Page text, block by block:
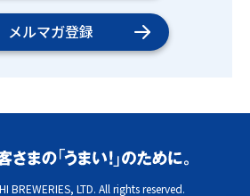
メルマガ登録
BREWERIES, LTD. All rights reserved.